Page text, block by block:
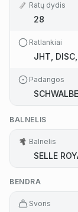
Ratų dydis
28
Ratlankiai
JHT,
Padangos
BALNELIS
Balnelis
SELLE
BENDRA
Svoris